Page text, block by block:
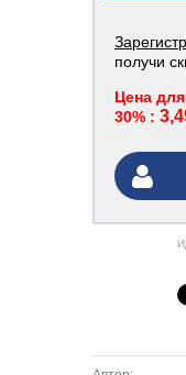
получи
Цена
30% :